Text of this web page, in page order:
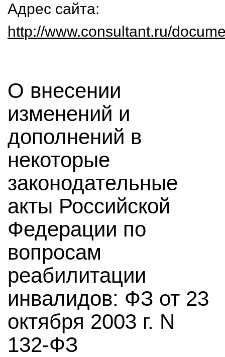
Адрес сайта:
http://www.consultant.ru/
О внесении
изменений и
дополнений в
некоторые
законодательные
акты Российской
Федерации по
вопросам
реабилитации
инвалидов: ФЗ от 23
октября 2003 г. N
132-ФЗ